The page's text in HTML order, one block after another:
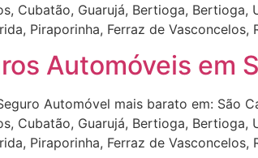
Cubatão, Guarujá, Bertioga, Bertioga,
Piraporinha, Ferraz de
Automóveis em
Automóvel mais barato em: São
Cubatão, Guarujá, Bertioga, Bertioga,
Piraporinha, Ferraz de